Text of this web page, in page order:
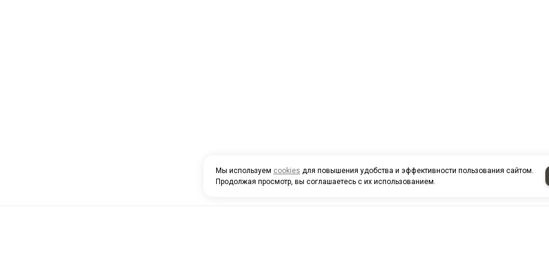
Мы используем cookies для повышения удобства и эффективности пользования сайтом.
Продолжая просмотр, вы соглашаетесь с их использованием.